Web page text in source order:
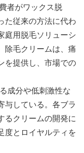
者がワックス脱
た従来の方法に代わ
庭用脱毛ソリューシ
除毛クリームは、痛
を提供し、市場での
成分や低刺激性な
与している。各ブラ
るクリームの開発に
度とロイヤルティを